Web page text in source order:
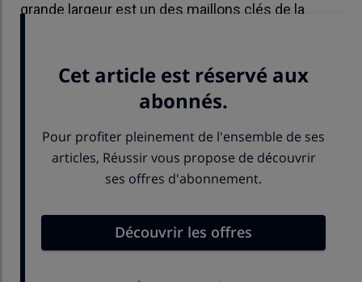
grande largeur est un des maillons clés de la